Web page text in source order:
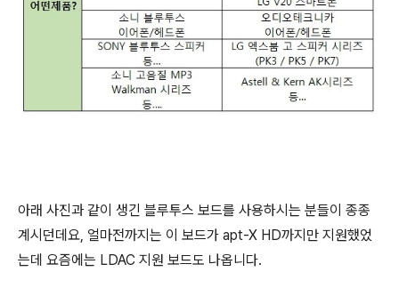
아래 사진과 같이 생긴 블루투스 보드를 사용하시는 분들이 종종
계시던데요, 얼마전까지는 이 보드가 apt-X HD까지만 지원했었
는데 요즘에는 LDAC 지원 보드도 나옵니다.